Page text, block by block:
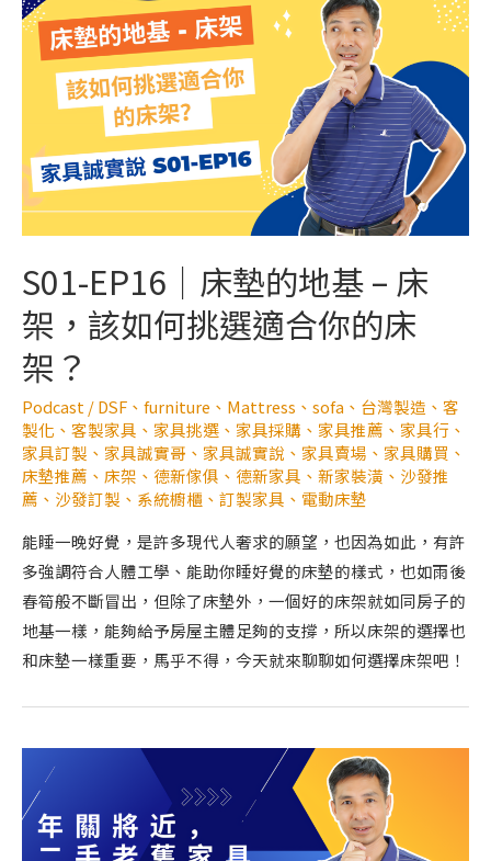
S01-EP16｜床墊的地基 – 床
架，該如何挑選適合你的床
架？
Podcast/DSF 、 furniture 、 Mattress 、 sofa 、 台灣製造 、 客
製化 、 客製家具 、 家具挑選 、 家具採購 、 家具推薦 、 家具行 、
家具訂製 、 家具誠實哥 、 家具誠實說 、 家具賣場 、 家具購買 、
床墊推薦 、 床架 、 德新傢俱 、 德新家具 、 新家裝潢 、 沙發推
薦 、 沙發訂製 、 系統櫥櫃 、 訂製家具 、 電動床墊
能睡一晚好覺，是許多現代人奢求的願望，也因為如此，有許
多強調符合人體工學、能助你睡好覺的床墊的樣式，也如雨後
春筍般不斷冒出，但除了床墊外，一個好的床架就如同房子的
地基一樣，能夠給予房屋主體足夠的支撐，所以床架的選擇也
和床墊一樣重要，馬乎不得，今天就來聊聊如何選擇床架吧！